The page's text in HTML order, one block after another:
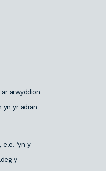
arwyddion
yn yr adran
‘yn y
y